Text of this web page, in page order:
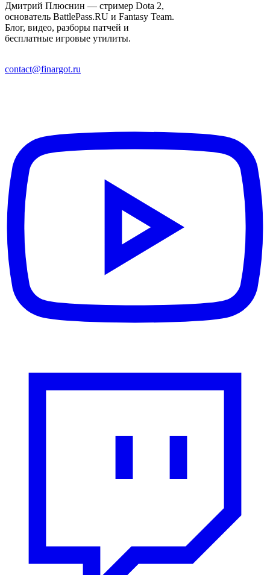
Дмитрий Плюснин — стример Dota 2,
основатель BattlePass.RU и Fantasy Team.
Блог, видео, разборы патчей и
бесплатные игровые утилиты.
contact@finargot.ru